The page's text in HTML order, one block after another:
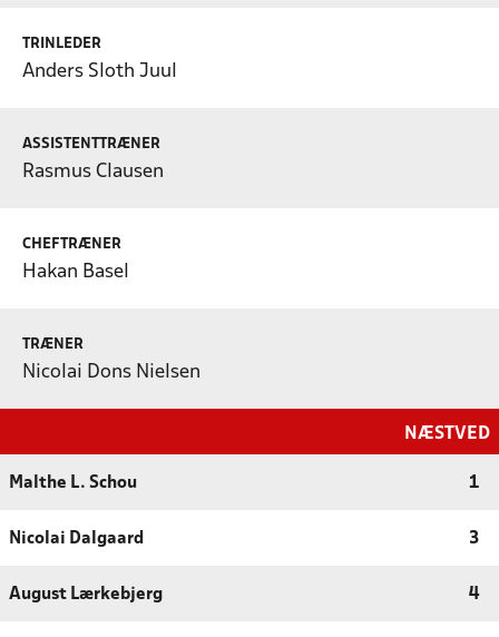
TRINLEDER
Anders Sloth Juul
ASSISTENTTRÆNER
Rasmus Clausen
CHEFTRÆNER
Hakan Basel
TRÆNER
Nicolai Dons Nielsen
NÆSTVED
Malthe L. Schou 1
Nicolai Dalgaard 3
August Lærkebjerg 4